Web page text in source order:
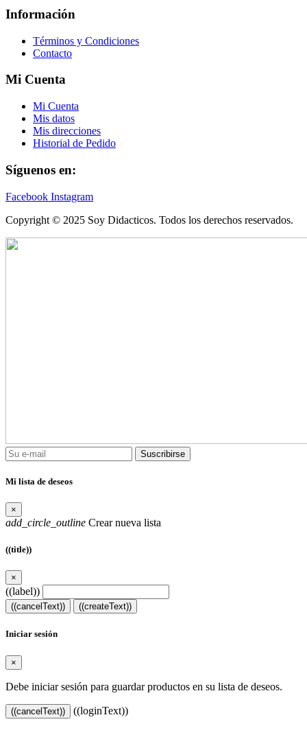
Información
Términos y Condiciones
Contacto
Mi Cuenta
Mi Cuenta
Mis datos
Mis direcciones
Historial de Pedido
Síguenos en:
Facebook Instagram
Copyright © 2025 Soy Didacticos. Todos los derechos reservados.
Suscribirse
Mi lista de deseos
×
add_circle_outline Crear nueva lista
((title))
×
((label))
((cancelText)) ((createText))
Iniciar sesión
×
Debe iniciar sesión para guardar productos en su lista de deseos.
((cancelText)) ((loginText))